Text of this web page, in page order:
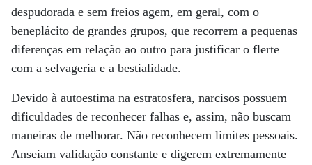
despudorada e sem freios agem, em geral, com o
beneplácito de grandes grupos, que recorrem a pequenas
diferenças em relação ao outro para justificar o flerte
com a selvageria e a bestialidade.
Devido à autoestima na estratosfera, narcisos possuem
dificuldades de reconhecer falhas e, assim, não buscam
maneiras de melhorar. Não reconhecem limites pessoais.
Anseiam validação constante e digerem extremamente